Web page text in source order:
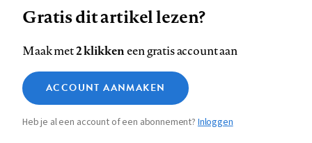
op
Facebook
op
LinkedIn
op
Bluesky
ons
op
InstagramYouTube
Footer
Contact Colofon Disclaimer Privacy
Medische vragen verdienen
betrouwbare antwoorden
Zie onze cookie policy
Analytische cookies
Marketing cookies
Gratis dit artikel lezen?
Maak met2 klikkeneen gratis account aan
ACCOUNT AANMAKEN
Heb je al een account of een abonnement?Inloggen